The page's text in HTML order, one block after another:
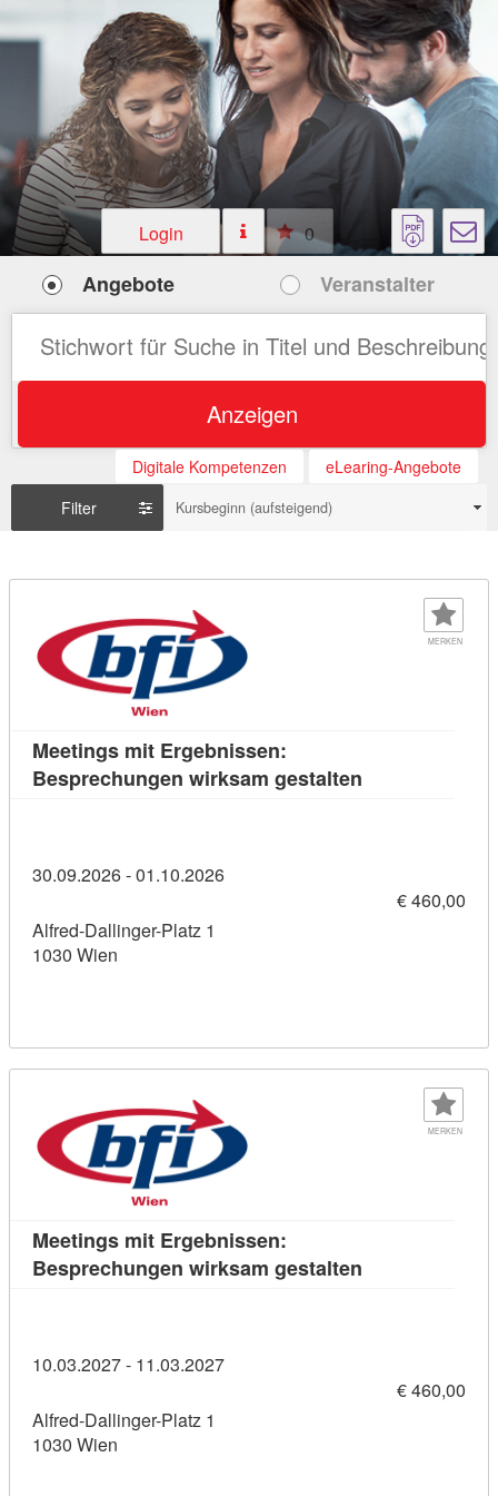
Login 0
Angebote Veranstalter
Anzeigen
Digitale Kompetenzen
eLearing-Angebote
Filter
Kursbeginn (aufsteigend)
MERKEN
Meetings mit Ergebnissen:
Besprechungen wirksam gestalten
30.09.2026 - 01.10.2026
€ 460,00
Alfred-Dallinger-Platz 1
1030 Wien
MERKEN
Meetings mit Ergebnissen:
Besprechungen wirksam gestalten
10.03.2027 - 11.03.2027
€ 460,00
Alfred-Dallinger-Platz 1
1030 Wien